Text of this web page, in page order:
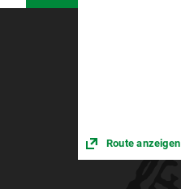
Route anzeigen